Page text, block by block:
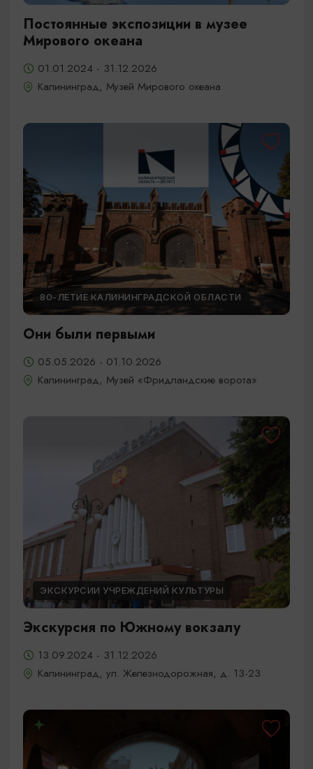
Постоянные экспозиции в музее
Мирового океана
01.01.2024 - 31.12.2026
Калининград, Музей Мирового океана
80-ЛЕТИЕ КАЛИНИНГРАДСКОЙ ОБЛАСТИ
Они были первыми
05.05.2026 - 01.10.2026
Калининград, Музей «Фридландские ворота»
ЭКСКУРСИИ УЧРЕЖДЕНИЙ КУЛЬТУРЫ
Экскурсия по Южному вокзалу
13.09.2024 - 31.12.2026
Калининград, ул. Железнодорожная, д. 13-23